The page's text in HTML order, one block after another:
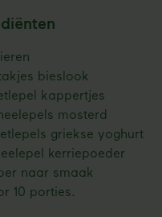
bieslook
kappertjes
mosterd
griekse yoghurt
kerriepoeder
naar smaak
10 porties.